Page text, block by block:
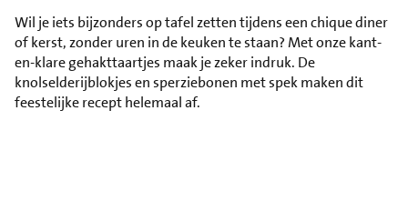
Wil je iets bijzonders op tafel zetten tijdens een chique diner
of kerst, zonder uren in de keuken te staan? Met onze kant-
en-klare gehakttaartjes maak je zeker indruk. De
knolselderijblokjes en sperziebonen met spek maken dit
feestelijke recept helemaal af.